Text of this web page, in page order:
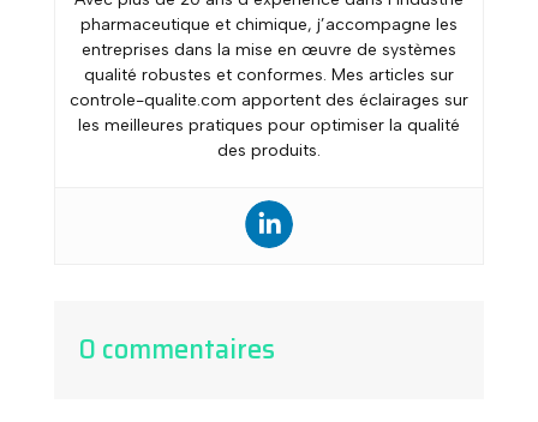
pharmaceutique et chimique, j’accompagne les
entreprises dans la mise en œuvre de systèmes
qualité robustes et conformes. Mes articles sur
controle-qualite.com apportent des éclairages sur
les meilleures pratiques pour optimiser la qualité
des produits.
0 commentaires